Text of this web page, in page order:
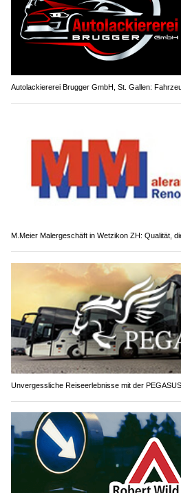
Autolackiererei Brugger GmbH, St. Gallen:
M.Meier Malergeschäft in Wetzikon ZH: Qualität,
Unvergessliche Reiseerlebnisse mit der